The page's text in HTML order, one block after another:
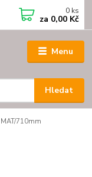
Menu
Hledat
0 ks
za 0,00 Kč
710mm